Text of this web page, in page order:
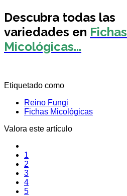
Descubra todas las
variedades en Fichas
Micológicas...
Etiquetado como
Reino Fungi
Fichas Micológicas
Valora este artículo
1
2
3
4
5